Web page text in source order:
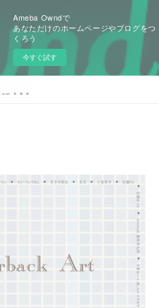
Ameba Owndで
あなただけのホームページやブログをつ
くろう
今すぐ試す